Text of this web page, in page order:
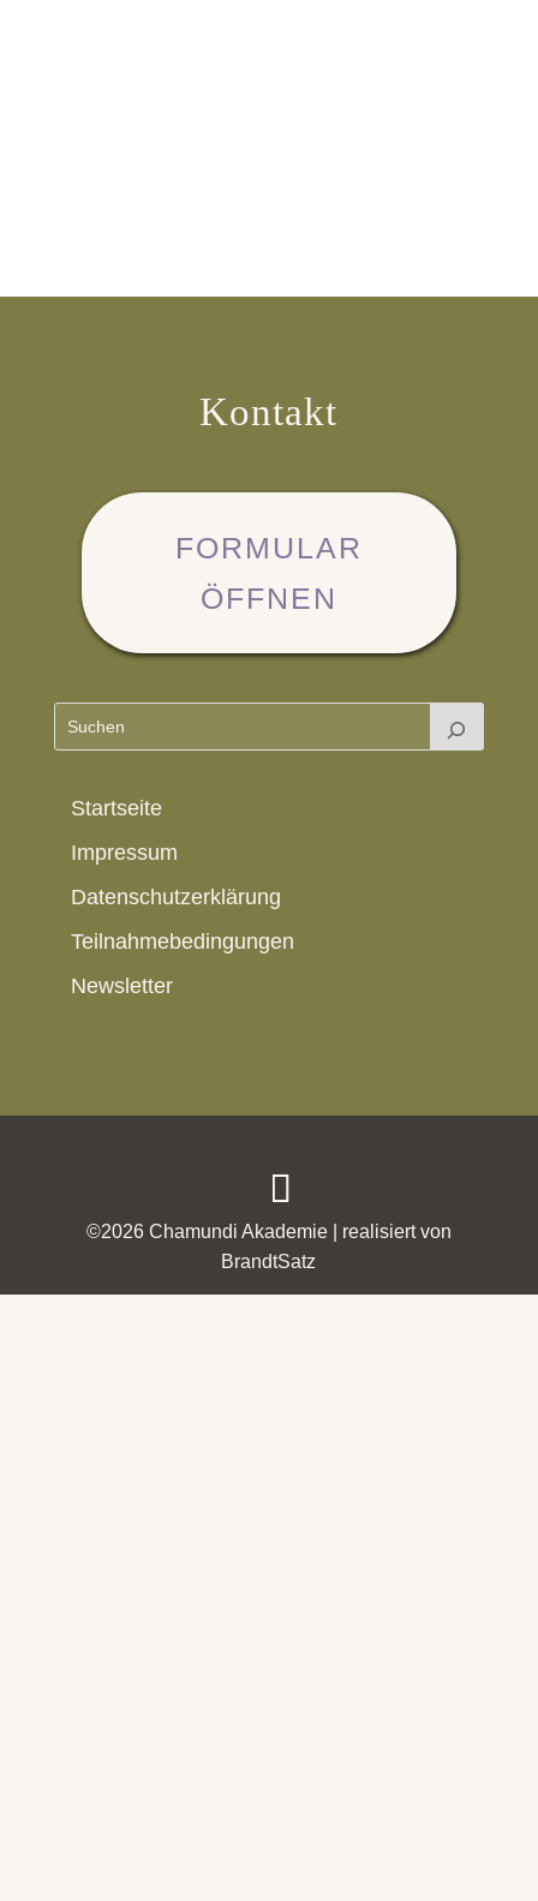
Kontakt
FORMULAR
ÖFFNEN
Startseite
Impressum
Datenschutzerklärung
Teilnahmebedingungen
Newsletter
©2026 Chamundi Akademie| realisiert von
BrandtSatz